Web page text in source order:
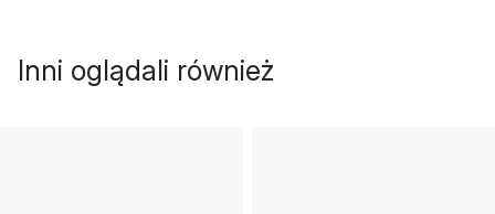
Inni oglądali również